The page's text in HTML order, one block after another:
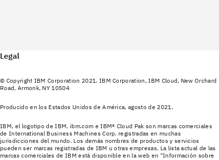
Legal
© Copyright IBM Corporation 2021. IBM Corporation, IBM Cloud, New Orchard
Road, Armonk, NY 10504
Producido en los Estados Unidos de América, agosto de 2021.
IBM, el logotipo de IBM, ibm.com e IBM® Cloud Pak son marcas comerciales
de International Business Machines Corp. registradas en muchas
jurisdicciones del mundo. Los demás nombres de productos y servicios
pueden ser marcas registradas de IBM u otras empresas. La lista actual de las
marcas comerciales de IBM está disponible en la web en "Información sobre